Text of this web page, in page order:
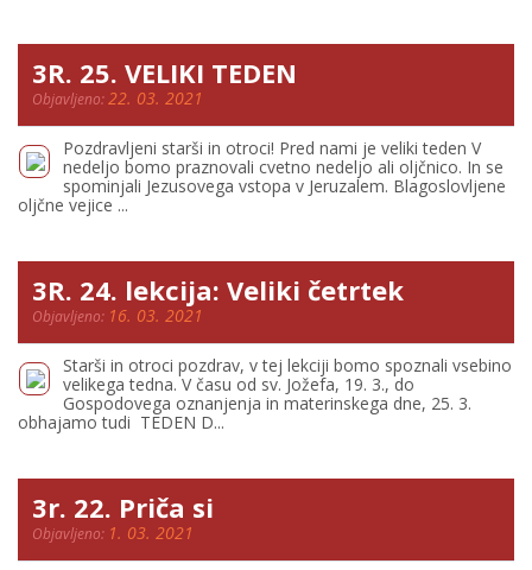
3R. 25. VELIKI TEDEN
Objavljeno:22. 03. 2021
Pozdravljeni starši in otroci! Pred nami je veliki teden V
nedeljo bomo praznovali cvetno nedeljo ali oljčnico. In se
spominjali Jezusovega vstopa v Jeruzalem. Blagoslovljene
oljčne vejice ...
3R. 24. lekcija: Veliki četrtek
Objavljeno: 16. 03. 2021
Starši in otroci pozdrav, v tej lekciji bomo spoznali vsebino
velikega tedna. V času od sv. Jožefa, 19. 3., do
Gospodovega oznanjenja in materinskega dne, 25. 3.
obhajamo tudi TEDEN D...
3r. 22. Priča si
Objavljeno: 1. 03. 2021